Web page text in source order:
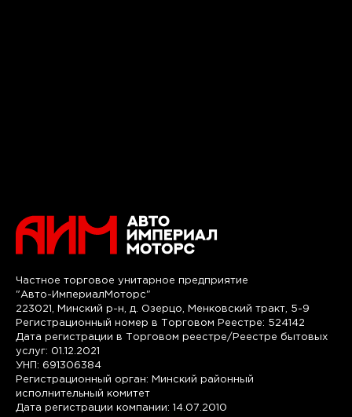
Частное торговое унитарное предприятие
"Авто-ИмпериалМоторс"
223021, Минский р-н, д. Озерцо, Менковский тракт, 5-9
Регистрационный номер в Торговом Реестре: 524142
Дата регистрации в Торговом реестре/Реестре бытовых
услуг: 01.12.2021
УНП: 691306384
Регистрационный орган: Минский районный
исполнительный комитет
Дата регистрации компании: 14.07.2010